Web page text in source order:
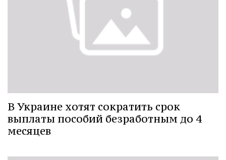
В Украине хотят сократить срок
выплаты пособий безработным до 4
месяцев